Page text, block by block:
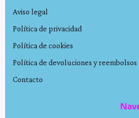
Aviso legal
Política de privacidad
Política de cookies
Política de devoluciones y reembolsos
Contacto